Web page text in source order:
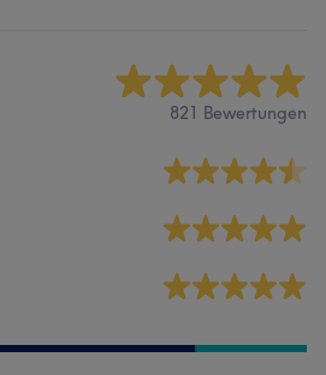
821 Bewertungen